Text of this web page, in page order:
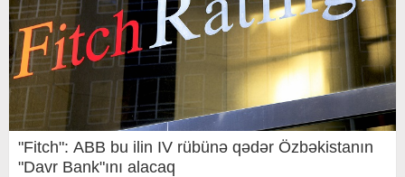
"Fitch": ABB bu ilin IV rübünə qədər Özbəkistanın
"Davr Bank"ını alacaq